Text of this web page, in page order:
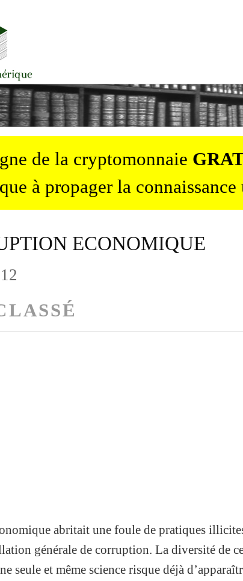
de la cryptomonnaie
à propager la
ECONOMIQUE
abritait une foule de pratiques
générale de corruption. La diversité de
seule et même science risque déjà